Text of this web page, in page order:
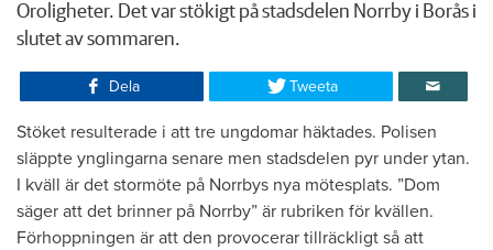
Oroligheter. Det var stökigt på stadsdelen Norrby i Borås i
slutet av sommaren.
Dela Tweeta
​Stöket resulterade i att tre ungdomar häktades. Polisen
släppte ynglingarna senare men stadsdelen pyr under ytan.
I kväll är det stormöte på Norrbys nya mötesplats. ”Dom
säger att det brinner på Norrby” är rubriken för kvällen.
Förhoppningen är att den provocerar tillräckligt så att